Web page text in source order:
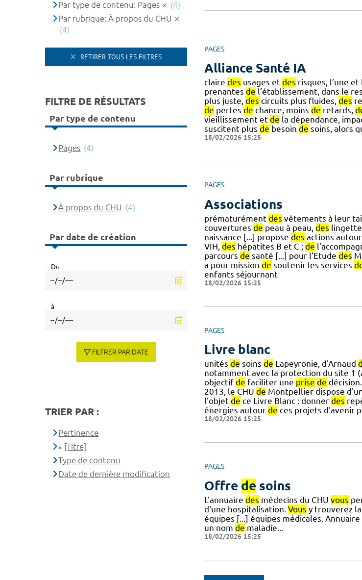
PAGES
Alliance Santé IA
claire des usages et des risques, l’une
prenantes de l’établissement, dans le
plus juste, des circuits plus fluides, des
de pertes de chance, moins de retards,
vieillissement et de la dépendance,
suscitent plus de besoin de soins, alors
18/02/2026 15:25
PAGES
Associations
prématurément des vêtements à leur
couvertures de peau à peau, des
naissance [...] propose des actions autour
VIH, des hépatites B et C ; de
parcours de santé [...] pour l'Etude des
a pour mission de soutenir les services
enfants séjournant
18/02/2026 15:25
PAGES
Livre blanc
unités de soins de Lapeyronie, d'Arnaud
notamment avec la protection du site 1
objectif de faciliter une prise de
2013, le CHU de Montpellier dispose
l'objet de ce Livre Blanc : donner des
énergies autour de ces projets d'avenir
18/02/2026 15:25
PAGES
Offre de soins
L'annuaire des médecins du CHU vous
d'une hospitalisation. Vous y trouverez
équipes [...] équipes médicales. Annuaire
un nom de maladie...
18/02/2026 15:25
Par type de contenu: Pages
(4)
Par rubrique: À propos du CHU
(4)
RETIRER TOUS LES FILTRES
FILTRE DE RÉSULTATS
Par type de contenu
Pages (4)
Par rubrique
À propos du CHU (4)
Par date de création
Du
à
FILTRER PAR DATE
TRIER PAR :
Pertinence
[Titre]
Type de contenu
Date de dernière modification